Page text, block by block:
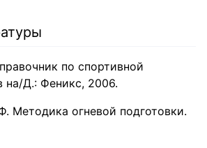
по спортивной
на/Д.: Феникс, 2006.
Методика огневой подготовки.